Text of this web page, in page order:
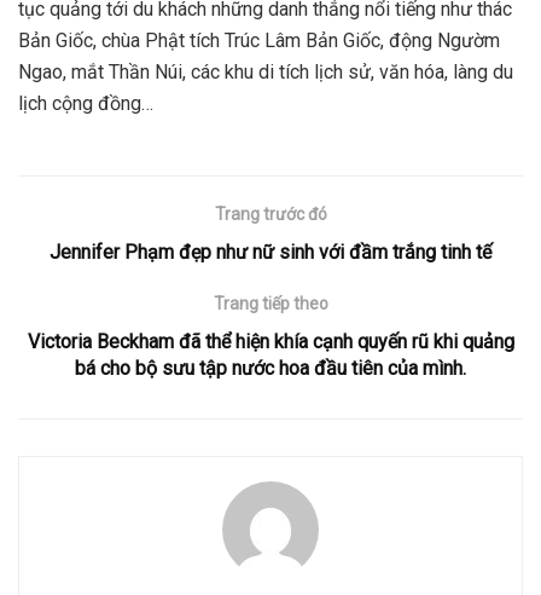
tục quảng tới du khách những danh thắng nổi tiếng như thác
Bản Giốc, chùa Phật tích Trúc Lâm Bản Giốc, động Ngườm
Ngao, mắt Thần Núi, các khu di tích lịch sử, văn hóa, làng du
lịch cộng đồng…
Trang trước đó
Jennifer Phạm đẹp như nữ sinh với đầm trắng tinh tế
Trang tiếp theo
Victoria Beckham đã thể hiện khía cạnh quyến rũ khi quảng
bá cho bộ sưu tập nước hoa đầu tiên của mình.